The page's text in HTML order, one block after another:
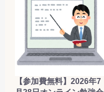
【参加費無料】2026年7